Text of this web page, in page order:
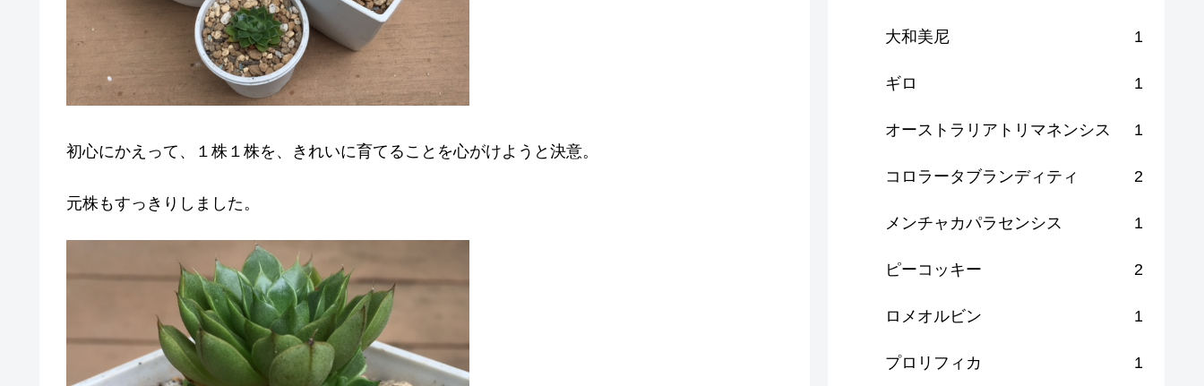
初心にかえって、１株１株を、きれいに育てることを心がけようと決意。
元株もすっきりしました。
大和美尼 1
ギロ 1
オーストラリアトリマネンシス 1
コロラータブランディティ 2
メンチャカパラセンシス 1
ピーコッキー 2
ロメオルビン 1
プロリフィカ 1